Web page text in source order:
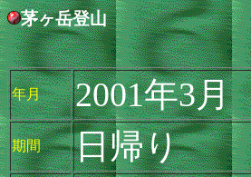
茅ヶ岳登山
年月 2001年3月
期間 日帰り